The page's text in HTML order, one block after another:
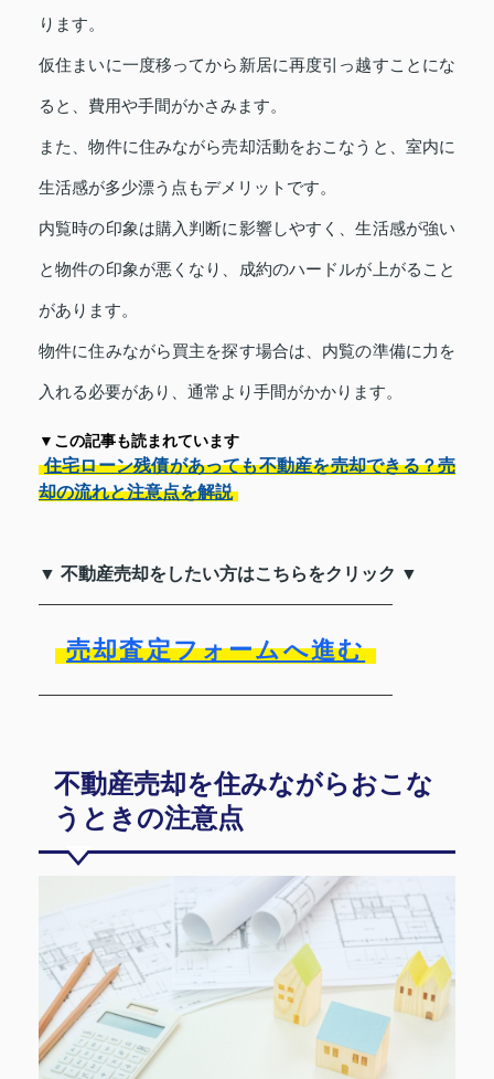
ります。
仮住まいに一度移ってから新居に再度引っ越すことにな
ると、費用や手間がかさみます。
また、物件に住みながら売却活動をおこなうと、室内に
生活感が多少漂う点もデメリットです。
内覧時の印象は購入判断に影響しやすく、生活感が強い
と物件の印象が悪くなり、成約のハードルが上がること
があります。
物件に住みながら買主を探す場合は、内覧の準備に力を
入れる必要があり、通常より手間がかかります。
▼この記事も読まれています
住宅ローン残債があっても不動産を売却できる？売
却の流れと注意点を解説
▼ 不動産売却をしたい方はこちらをクリック ▼
売却査定フォームへ進む
不動産売却を住みながらおこな
うときの注意点